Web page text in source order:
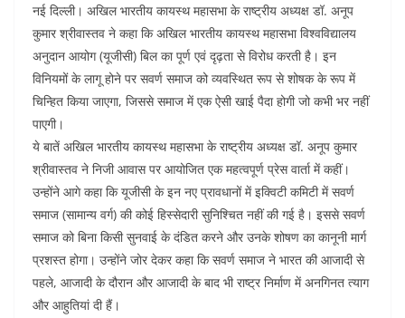
नई दिल्ली। अखिल भारतीय कायस्थ महासभा के राष्ट्रीय अध्यक्ष डॉ. अनूप
कुमार श्रीवास्तव ने कहा कि अखिल भारतीय कायस्थ महासभा विश्वविद्यालय
अनुदान आयोग (यूजीसी) बिल का पूर्ण एवं दृढ़ता से विरोध करती है। इन
विनियमों के लागू होने पर सवर्ण समाज को व्यवस्थित रूप से शोषक के रूप में
चिन्हित किया जाएगा, जिससे समाज में एक ऐसी खाई पैदा होगी जो कभी भर नहीं
पाएगी।
ये बातें अखिल भारतीय कायस्थ महासभा के राष्ट्रीय अध्यक्ष डॉ. अनूप कुमार
श्रीवास्तव ने निजी आवास पर आयोजित एक महत्वपूर्ण प्रेस वार्ता में कहीं।
उन्होंने आगे कहा कि यूजीसी के इन नए प्रावधानों में इक्विटी कमिटी में सवर्ण
समाज (सामान्य वर्ग) की कोई हिस्सेदारी सुनिश्चित नहीं की गई है। इससे सवर्ण
समाज को बिना किसी सुनवाई के दंडित करने और उनके शोषण का कानूनी मार्ग
प्रशस्त होगा। उन्होंने जोर देकर कहा कि सवर्ण समाज ने भारत की आजादी से
पहले, आजादी के दौरान और आजादी के बाद भी राष्ट्र निर्माण में अनगिनत त्याग
और आहुतियां दी हैं।